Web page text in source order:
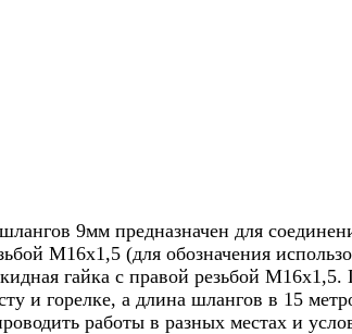
9мм предназначен для
М16х1,5 (для обозначения
гайка с правой резьбой М16х1,5.
и горелке, а длина шлангов в 15
работы в разных местах и